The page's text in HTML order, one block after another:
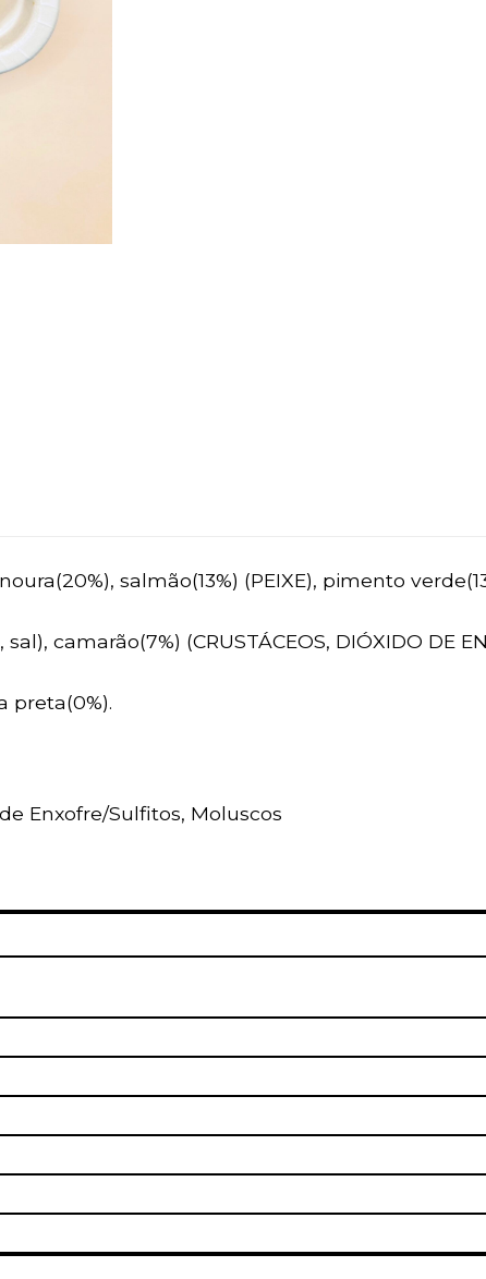
salmão(13%) (PEIXE), pimento
camarão(7%) (CRUSTÁCEOS, DIÓXIDO DE
preta(0%).
Enxofre/Sulfitos, Moluscos